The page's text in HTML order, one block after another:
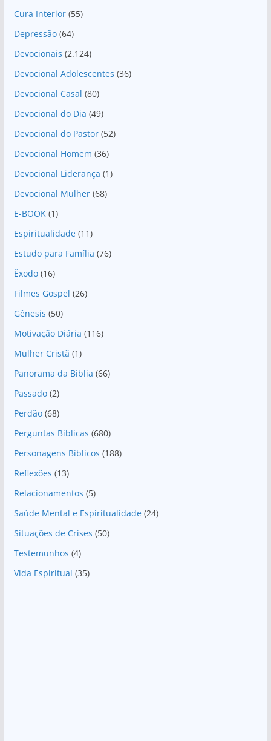
Cura Interior(55)
Depressão(64)
Devocionais (2.124)
Devocional Adolescentes (36)
Devocional Casal (80)
Devocional do Dia (49)
Devocional do Pastor(52)
Devocional Homem (36)
Devocional Liderança (1)
Devocional Mulher(68)
E-BOOK (1)
Espiritualidade(11)
Estudo para Família (76)
Êxodo(16)
Filmes Gospel (26)
Gênesis (50)
Motivação Diária (116)
Mulher Cristã (1)
Panorama da Bíblia (66)
Passado(2)
Perdão(68)
Perguntas Bíblicas (680)
Personagens Bíblicos (188)
Reflexões (13)
Relacionamentos (5)
Saúde Mental e Espiritualidade(24)
Situações de Crises (50)
Testemunhos (4)
Vida Espiritual (35)